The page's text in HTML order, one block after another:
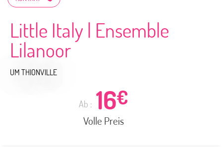
Little Italy | Ensemble
Lilanoor
UM THIONVILLE
Ab : 16€
Volle Preis